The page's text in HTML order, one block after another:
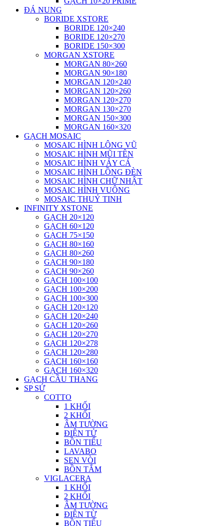
ĐÁ NUNG
BORIDE XSTORE
BORIDE 120×240
BORIDE 120×270
BORIDE 150×300
MORGAN XSTORE
MORGAN 80×260
MORGAN 90×180
MORGAN 120×240
MORGAN 120×260
MORGAN 120×270
MORGAN 130×270
MORGAN 150×300
MORGAN 160×320
GẠCH MOSAIC
MOSAIC HÌNH LÔNG VŨ
MOSAIC HÌNH MŨI TÊN
MOSAIC HÌNH VẢY CÁ
MOSAIC HÌNH LỒNG ĐÈN
MOSAIC HÌNH CHỮ NHẬT
MOSAIC HÌNH VUÔNG
MOSAIC THUỶ TINH
INFINITY XSTONE
GẠCH 20×120
GẠCH 60×120
GẠCH 75×150
GẠCH 80×160
GẠCH 80×260
GẠCH 90×180
GẠCH 90×260
GẠCH 100×100
GẠCH 100×200
GẠCH 100×300
GẠCH 120×120
GẠCH 120×240
GẠCH 120×260
GẠCH 120×270
GẠCH 120×278
GẠCH 120×280
GẠCH 160×160
GẠCH 160×320
GẠCH CẦU THANG
SP SỨ
COTTO
1 KHỐI
2 KHỐI
ÂM TƯỜNG
ĐIỆN TỬ
BỒN TIỂU
LAVABO
SEN VÒI
BỒN TẮM
VIGLACERA
1 KHỐI
2 KHỐI
ÂM TƯỜNG
ĐIỆN TỪ
BỒN TIỂU